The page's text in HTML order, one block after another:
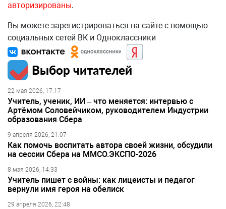
авторизированы.
Вы можете зарегистрироваться на сайте с помощью
социальных сетей ВК и Одноклассники
Выбор читателей
22 мая 2026, 17:17
Учитель, ученик, ИИ – что меняется: интервью с
Артёмом Соловейчиком, руководителем Индустрии
образования Сбера
9 апреля 2026, 21:07
Как помочь воспитать автора своей жизни, обсудили
на сессии Сбера на ММСО.ЭКСПО-2026
8 мая 2026, 14:33
Учитель пишет с войны: как лицеисты и педагог
вернули имя героя на обелиск
29 апреля 2026, 22:48